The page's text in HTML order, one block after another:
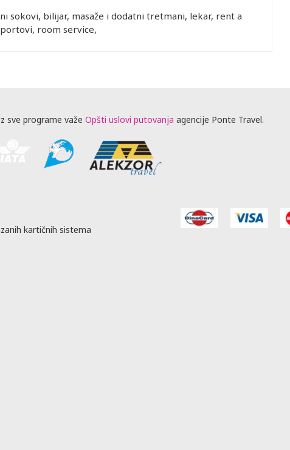
sokovi, bilijar, masaže i dodatni tretmani, lekar, rent a
room service,
sve programe važe Opšti uslovi putovanja agencije Ponte Travel.
kartičnih sistema